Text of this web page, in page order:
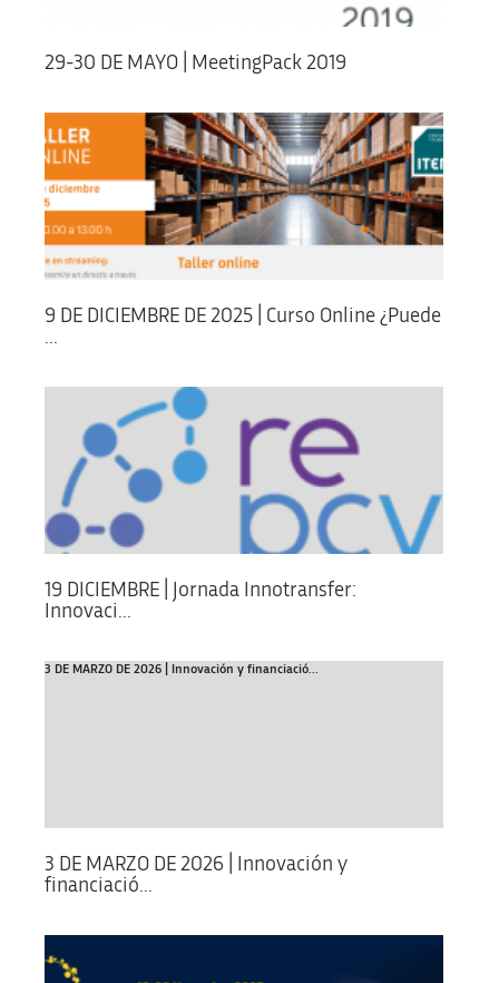
29-30 DE MAYO | MeetingPack 2019
9 DE DICIEMBRE DE 2025 | Curso Online ¿Puede
...
19 DICIEMBRE | Jornada Innotransfer:
Innovaci...
3 DE MARZO DE 2026 | Innovación y financiació...
3 DE MARZO DE 2026 | Innovación y
financiació...